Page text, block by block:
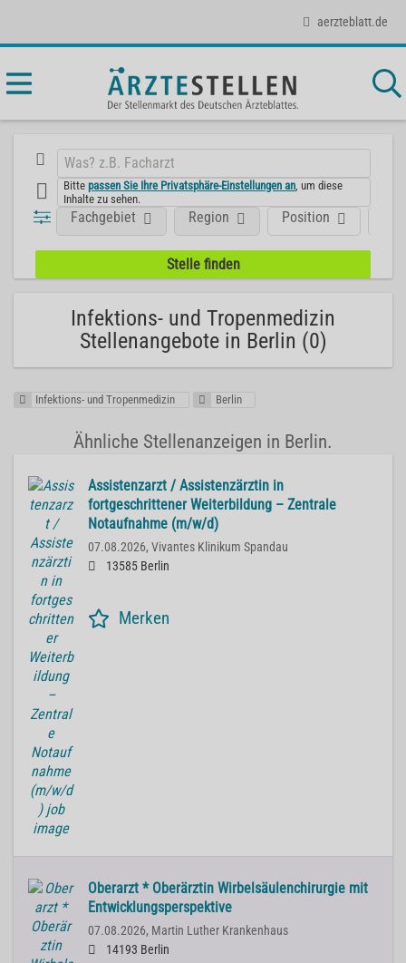
aerzteblatt.de
Bittepassen Sie Ihre Privatsphäre-Einstellungen an , um diese
Inhalte zu sehen.
Position
Fachgebiet Region
Infektions- und Tropenmedizin
Stellenangebote in Berlin (0)
Infektions- und Tropenmedizin Berlin
Ähnliche Stellenanzeigen in Berlin.
Assistenzarzt / Assistenzärztin in
fortgeschrittener Weiterbildung – Zentrale
Notaufnahme (m/w/d)
07.08.2026, Vivantes Klinikum Spandau
13585 Berlin
Merken
Oberarzt * Oberärztin Wirbelsäulenchirurgie mit
Entwicklungsperspektive
07.08.2026, Martin Luther Krankenhaus
14193 Berlin